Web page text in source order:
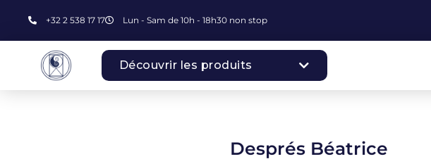
+32 2 538 17 17 Lun - Sam de 10h - 18h30 non stop
Découvrir les produits
Després Béatrice